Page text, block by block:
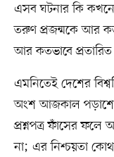
এসব ঘটনার কি
তরুণ প্রজন্মকে আর
আর কতভাবে
এমনিতেই দেশের
অংশ আজকাল
প্রশ্নপত্র ফাঁসের ফলে
না; এর নিশ্চয়তা